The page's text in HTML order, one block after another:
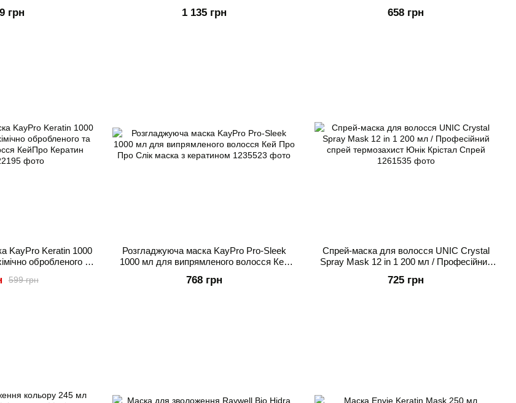
грн
Хрома Chroma
1 135 грн 658 грн
KayPro Keratin 1000
обробленого та
599 грн
Розгладжуюча маска KayPro Pro-Sleek
1000 мл для випрямленого волосся Кей
768 грн
Спрей-маска для волосся UNIC Crystal
Spray Mask 12 in 1 200 мл / Професійний
725 грн